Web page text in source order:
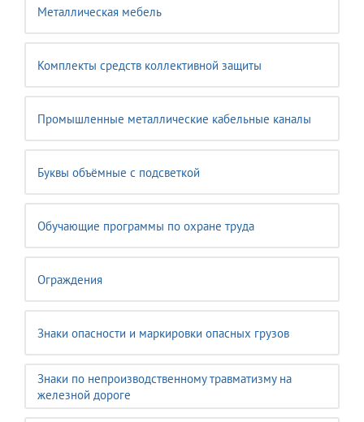
Металлическая мебель
Комплекты средств коллективной защиты
Промышленные металлические кабельные каналы
Буквы объёмные с подсветкой
Обучающие программы по охране труда
Ограждения
Знаки опасности и маркировки опасных грузов
Знаки по непроизводственному травматизму на
железной дороге